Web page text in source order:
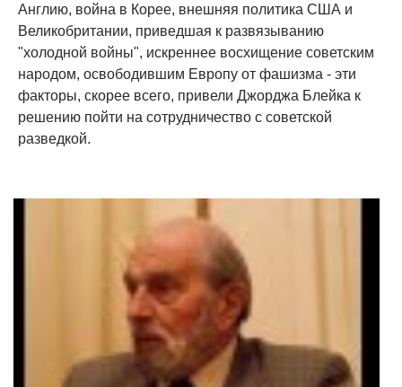
Англию, война в Корее, внешняя политика США и
Великобритании, приведшая к развязыванию
"холодной войны", искреннее восхищение советским
народом, освободившим Европу от фашизма - эти
факторы, скорее всего, привели Джорджа Блейка к
решению пойти на сотрудничество с советской
разведкой.